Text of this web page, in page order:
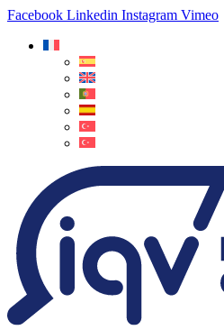
Facebook Linkedin Instagram Vimeo